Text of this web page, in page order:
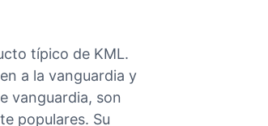
típico de KML.
a la vanguardia y
vanguardia, son
populares. Su